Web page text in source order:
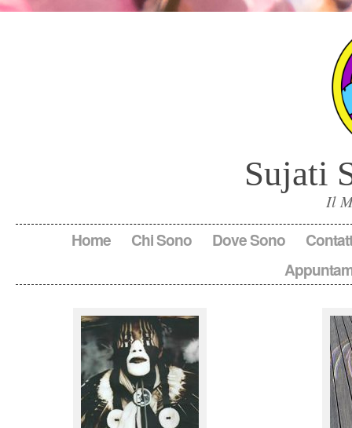
Sujati
Il
Home Chi Sono Dove Sono